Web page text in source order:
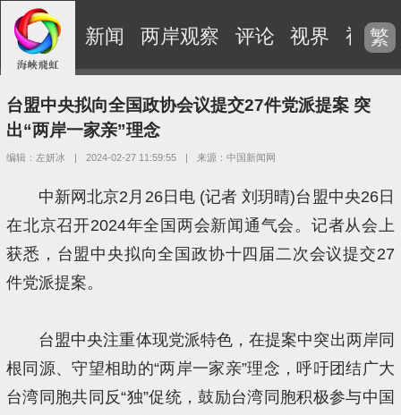
新闻 两岸观察 评论 视界 视频
繁
台盟中央拟向全国政协会议提交27件党派提案 突
出“两岸一家亲”理念
编辑：左妍冰 | 2024-02-27 11:59:55 | 来源：中国新闻网
中新网北京2月26日电 (记者 刘玥晴)台盟中央26日
在北京召开2024年全国两会新闻通气会。记者从会上
获悉，台盟中央拟向全国政协十四届二次会议提交27
件党派提案。
台盟中央注重体现党派特色，在提案中突出两岸同
根同源、守望相助的“两岸一家亲”理念，呼吁团结广大
台湾同胞共同反“独”促统，鼓励台湾同胞积极参与中国